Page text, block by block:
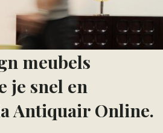
meubels
je snel en
Antiquair Online.